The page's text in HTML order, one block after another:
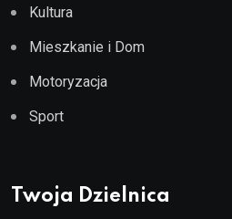
Kultura
Mieszkanie i Dom
Motoryzacja
Sport
Twoja Dzielnica